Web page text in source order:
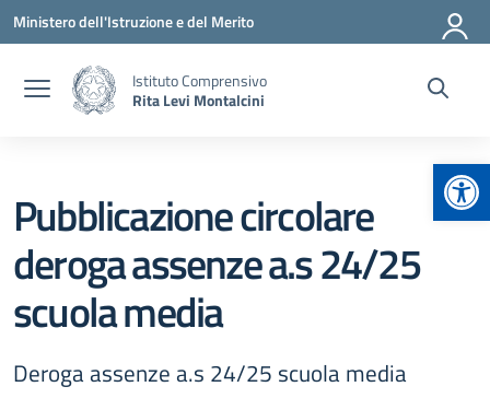
Vai ai contenuti
Vai al menu di navigazione
Vai al footer
Ministero dell'Istruzione e del Merito
Istituto Comprensivo
Rita Levi Montalcini
Pubblicazione circolare
deroga assenze a.s 24/25
scuola media
Deroga assenze a.s 24/25 scuola media